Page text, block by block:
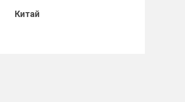
Китай